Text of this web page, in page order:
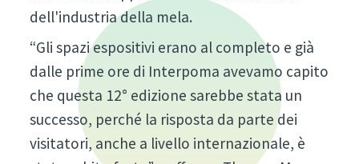
dell'industria della mela.
“Gli spazi espositivi erano al completo e già
dalle prime ore di Interpoma avevamo capito
che questa 12° edizione sarebbe stata un
successo, perché la risposta da parte dei
visitatori, anche a livello internazionale, è